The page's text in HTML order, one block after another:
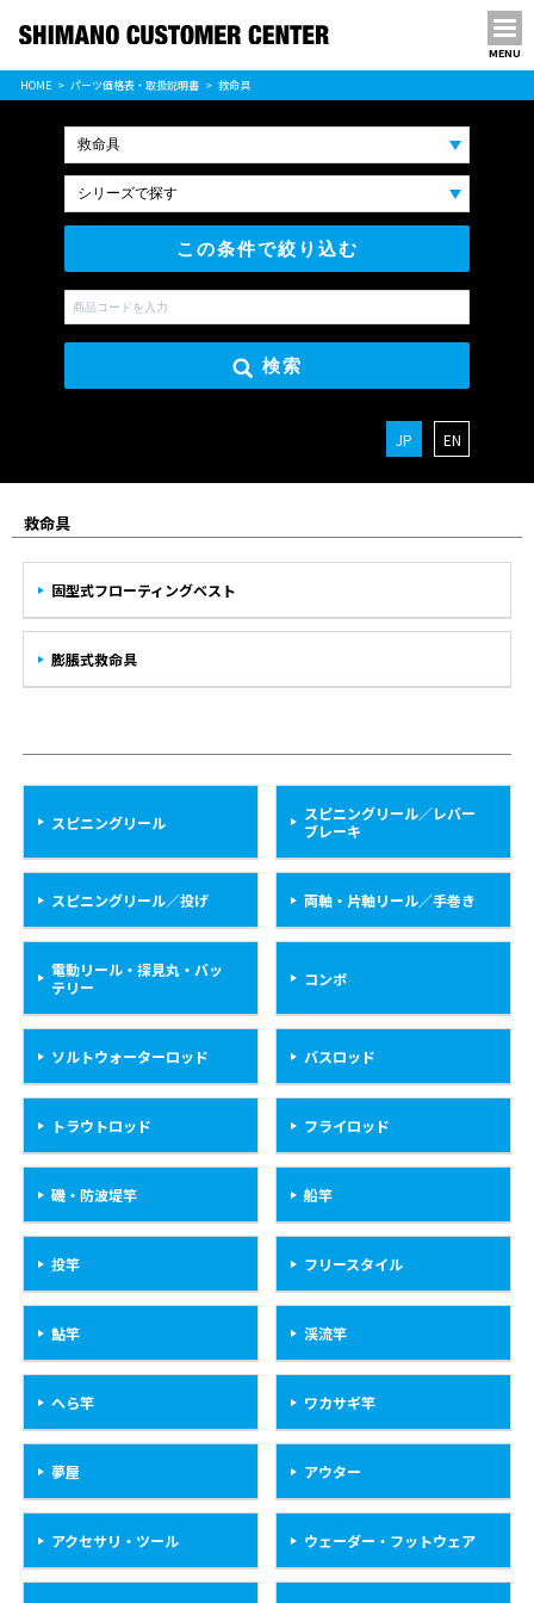
MENU
パーツ価格表
PARTS LIST
HOME パーツ価格表・取扱説明書 救命具
この条件で絞り込む
検索
JP EN
救命具
固型式フローティングベスト
膨脹式救命具
スピニングリール
スピニングリール／レバー
ブレーキ
スピニングリール／投げ 両軸・片軸リール／手巻き
電動リール・探見丸・バッ
テリー
コンボ
ソルトウォーターロッド バスロッド
トラウトロッド フライロッド
磯・防波堤竿 船竿
投竿 フリースタイル
鮎竿 渓流竿
へら竿 ワカサギ竿
夢屋 アウター
アクセサリ・ツール ウェーダー・フットウェア